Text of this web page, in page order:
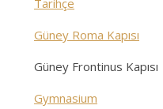
Tarihçe
Güney Roma Kapısı
Güney Frontinus Kapısı
Gymnasium